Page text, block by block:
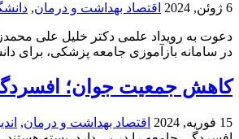
6 ژوئن, 2024 اقتصاد بهداشت و درمان,
دعوت به رویداد علمی دکتر خلیل علی
در سامانه بازآموزی جامعه پزشکی، برای
کاهش جمعیت جوان؛
15 فوریه, 2024 اقتصاد بهداشت و درمان,